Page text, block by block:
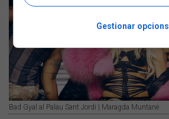
Bad Gyal al Palau Sant Jordi | Maragda Muntané
Gestionar opcions